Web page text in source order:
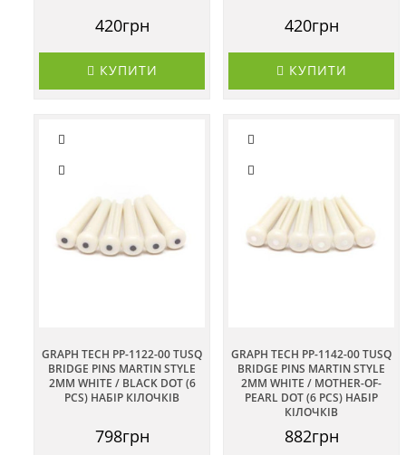
420грн
КУПИТИ
420грн
КУПИТИ
GRAPH TECH PP-1122-00 TUSQ
BRIDGE PINS MARTIN STYLE
2MM WHITE / BLACK DOT (6
PCS) НАБІР КІЛОЧКІВ
798грн
GRAPH TECH PP-1142-00 TUSQ
BRIDGE PINS MARTIN STYLE
2MM WHITE / MOTHER-OF-
PEARL DOT (6 PCS) НАБІР
КІЛОЧКІВ
882грн